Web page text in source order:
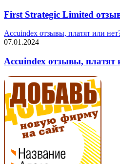
First Strategic Limited
Accuindex отзывы, платят или
07.01.2024
Accuindex отзывы, платят